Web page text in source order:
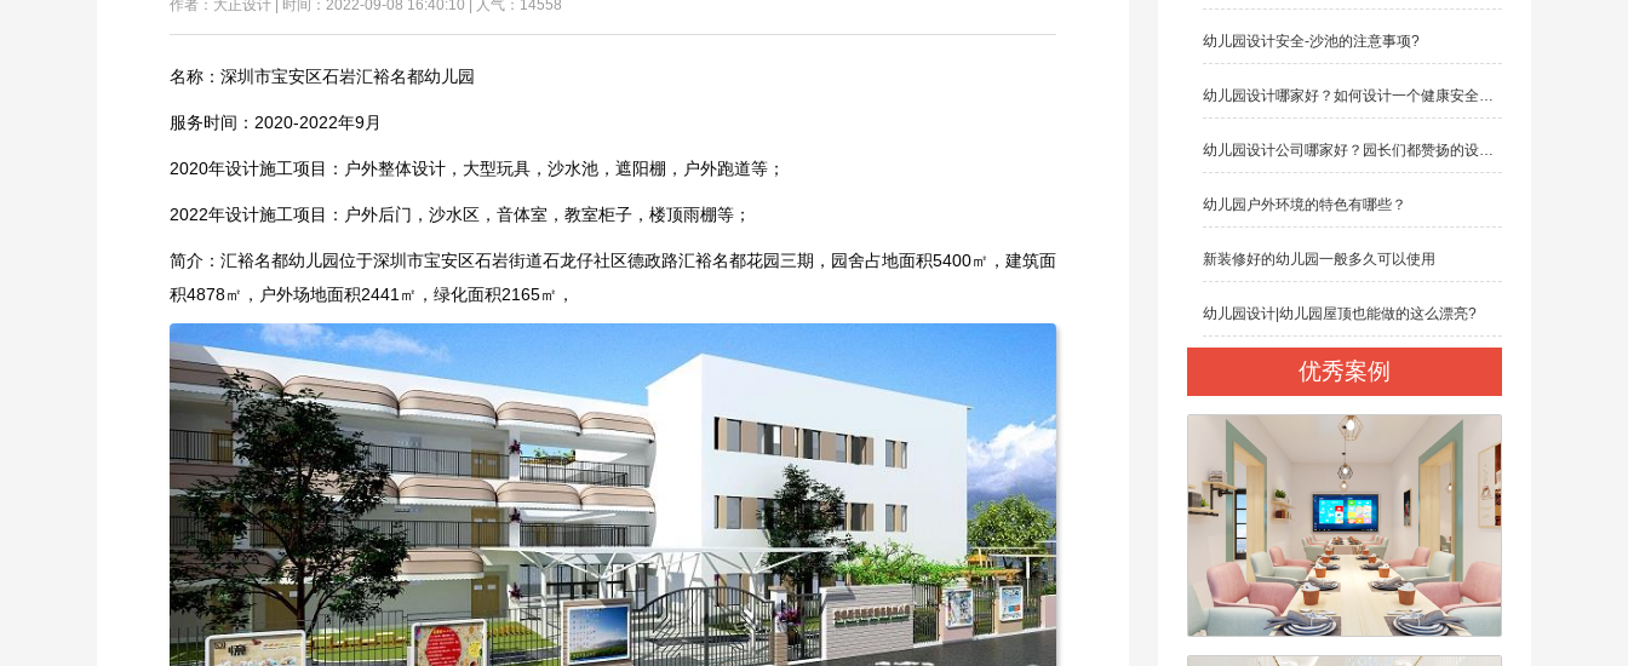
作者：大正设计 | 时间：2022-09-08 16:40:10 | 人气：14558
名称：深圳市宝安区石岩汇裕名都幼儿园
服务时间：2020-2022年9月
2020年设计施工项目：户外整体设计，大型玩具，沙水池，遮阳棚，户外跑道等；
2022年设计施工项目：户外后门，沙水区，音体室，教室柜子，楼顶雨棚等；
简介：汇裕名都幼儿园位于深圳市宝安区石岩街道石龙仔社区德政路汇裕名都花园三期，园舍占地面积5400㎡，建筑面
积4878㎡，户外场地面积2441㎡，绿化面积2165㎡，
幼儿园设计安全-沙池的注意事项?
幼儿园设计哪家好？如何设计一个健康安全的幼儿园
幼儿园设计公司哪家好？园长们都赞扬的设计公司有哪些？
幼儿园户外环境的特色有哪些？
新装修好的幼儿园一般多久可以使用
幼儿园设计|幼儿园屋顶也能做的这么漂亮?
优秀案例